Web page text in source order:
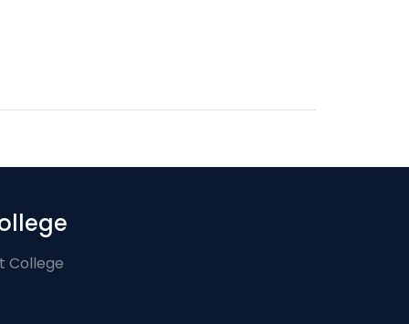
College